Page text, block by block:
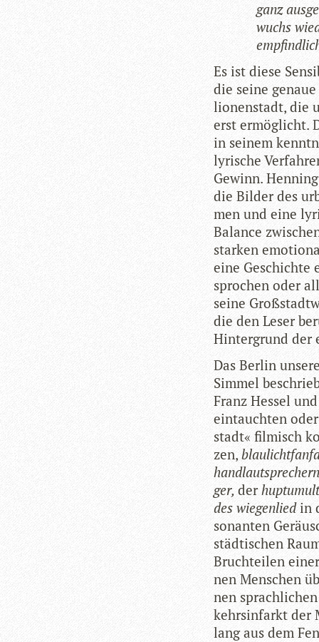
ganz
wuchs
Es ist diese
die seine
lio­nen­stadt, die
erst ermög­licht.
in sei­nem
lyri­sche
Gewinn.
die Bil­der des
men und eine
Balance
star­ken
eine Geschichte
spro­chen oder
seine
die den Leser
Hin­ter­grund der
Das Ber­lin
Sim­mel
Franz Hes­sel
ein­tauch­ten
stadt« fil­misch
zen,
ger, der
des wie­gen­liedin
so­nan­ten
städ­ti­schen
Bruch­tei­len
nen Men­schen
nen
kehrs­in­farkt der
lang aus dem